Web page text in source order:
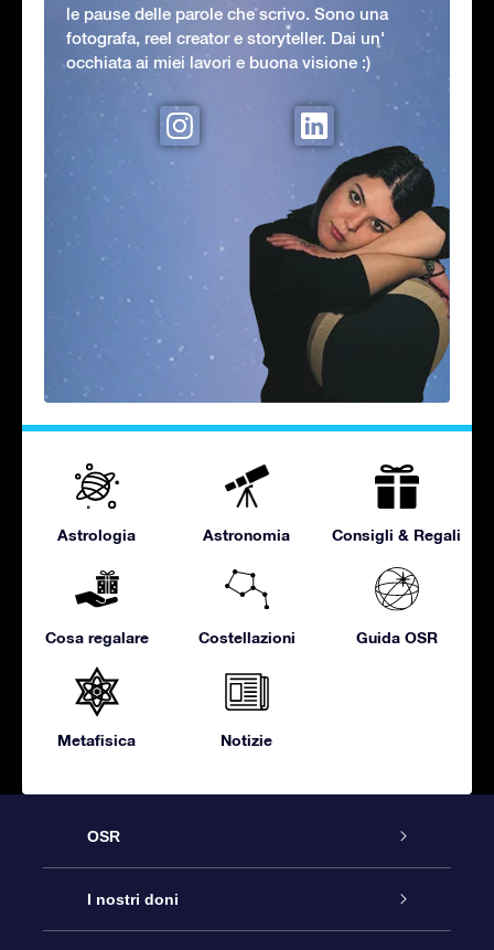
le pause delle parole che scrivo. Sono una
fotografa, reel creator e storyteller. Dai un'
occhiata ai miei lavori e buona visione :)
Astrologia Astronomia Consigli & Regali
Cosa regalare Costellazioni Guida OSR
Metafisica Notizie
OSR
Assistenza
I nostri doni